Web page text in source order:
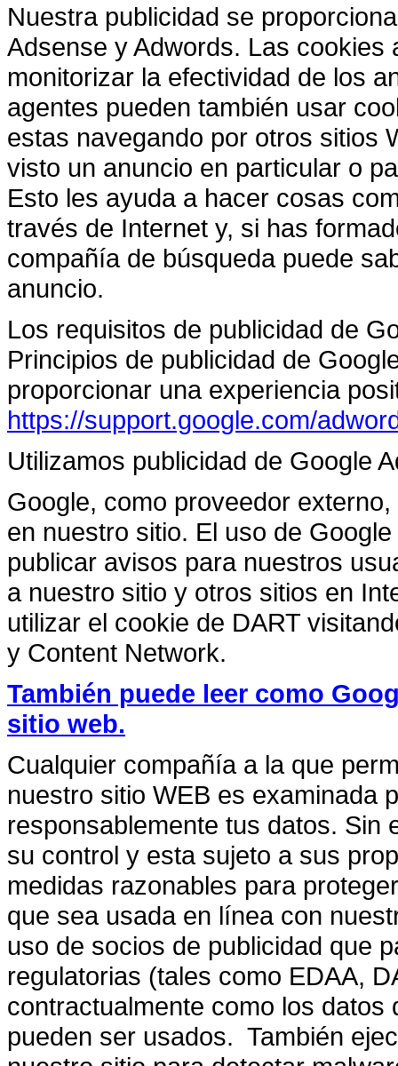
Nuestra publicidad se
Adsense y Adwords. Las
monitorizar la efectividad de los
agentes pueden también usar
estas navegando por otros sitios
visto un anuncio en particular o
Esto les ayuda a hacer cosas
través de Internet y, si has
compañía de búsqueda puede
anuncio.
Los requisitos de publicidad de
Principios de publicidad de
proporcionar una experiencia
https://support.google.com/
Utilizamos publicidad de Google
Google, como proveedor
en nuestro sitio. El uso de
publicar avisos para nuestros
a nuestro sitio y otros sitios en
utilizar el cookie de DART
y Content Network.
También puede leer como
sitio web.
Cualquier compañía a la que
nuestro sitio WEB es examinada
responsablemente tus datos. Sin
su control y esta sujeto a sus
medidas razonables para
que sea usada en línea con
uso de socios de publicidad que
regulatorias (tales como EDAA,
contractualmente como los
pueden ser usados. También